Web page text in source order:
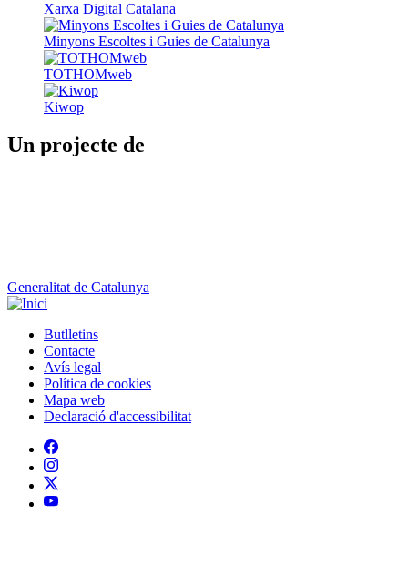
Kiwop
Un projecte de
Avís legal
Política de cookies
Mapa web
Declaració d'accessibilitat